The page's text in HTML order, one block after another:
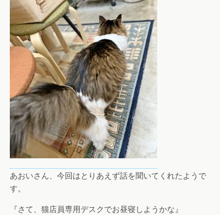
あおいさん、今回はとりあえず話を聞いてくれたようで
す。
『さて、猫店員専用デスクでお昼寝しようかな』